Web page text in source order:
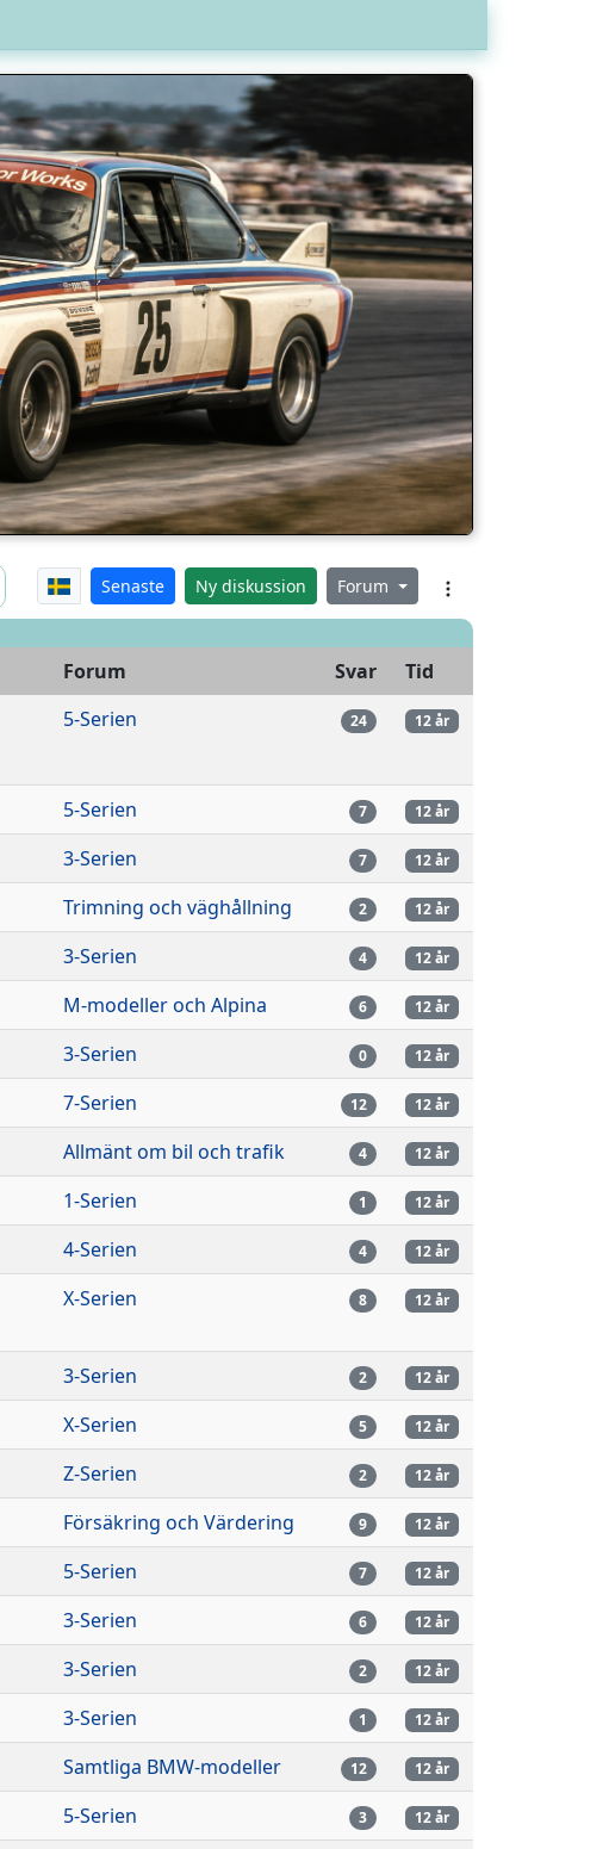
Senaste Ny diskussion Forum
Forum Svar
Tid
5-Serien 24 12 år
5-Serien 7 12 år
3-Serien 7 12 år
Trimning och väghållning 2 12 år
3-Serien 4 12 år
M-modeller och Alpina 6 12 år
3-Serien 0 12 år
7-Serien 12 12 år
Allmänt om bil och trafik 4 12 år
1-Serien 1 12 år
4-Serien 4 12 år
X-Serien 8 12 år
3-Serien 2 12 år
X-Serien 5 12 år
Z-Serien 2 12 år
Försäkring och Värdering 9 12 år
5-Serien 7 12 år
3-Serien 6 12 år
3-Serien 2 12 år
3-Serien 1 12 år
Samtliga BMW-modeller 12 12 år
5-Serien 3 12 år